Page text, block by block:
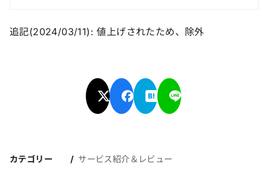
追記(2024/03/11): 値上げされたため、除外
カテゴリー
サービス紹介＆レビュー